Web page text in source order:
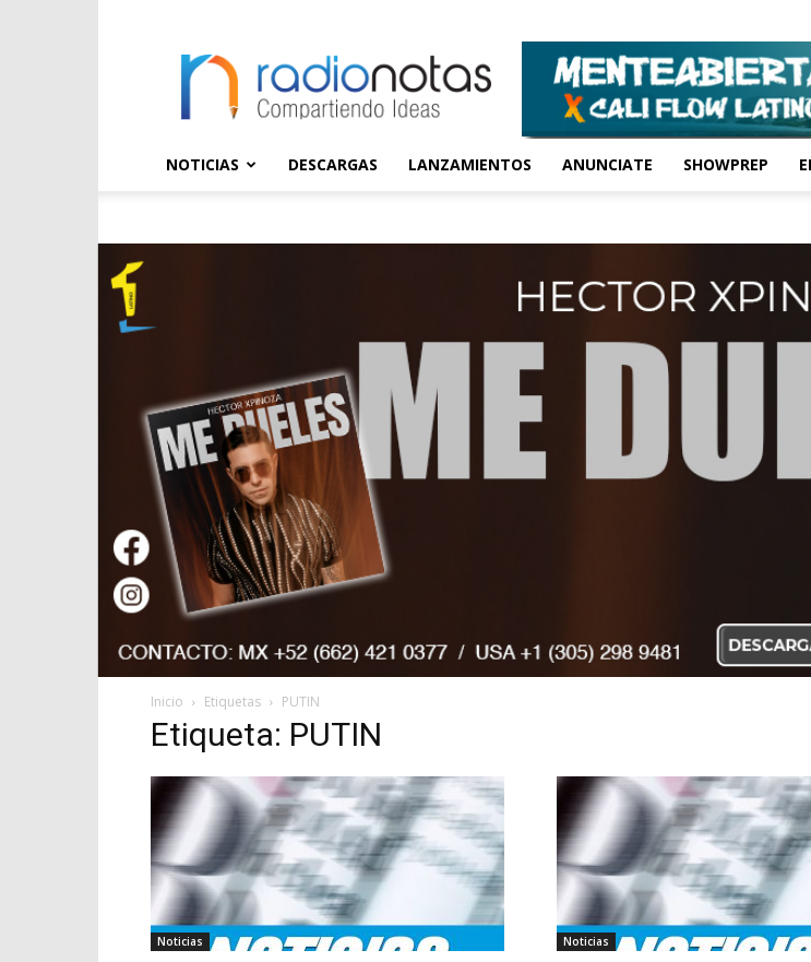
NOTICIAS DESCARGAS LANZAMIENTOS ANUNCIATE SHOWPREP
Inicio Etiquetas PUTIN
Etiqueta: PUTIN
Noticias Noticias